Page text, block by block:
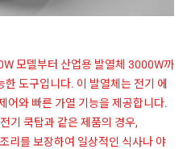
모델부터 산업용 발열체 3000W까
도구입니다. 이 발열체는 전기 에
어와 빠른 가열 기능을 제공합니다.
기 쿡탑과 같은 제품의 경우,
리를 보장하여 일상적인 식사나 야